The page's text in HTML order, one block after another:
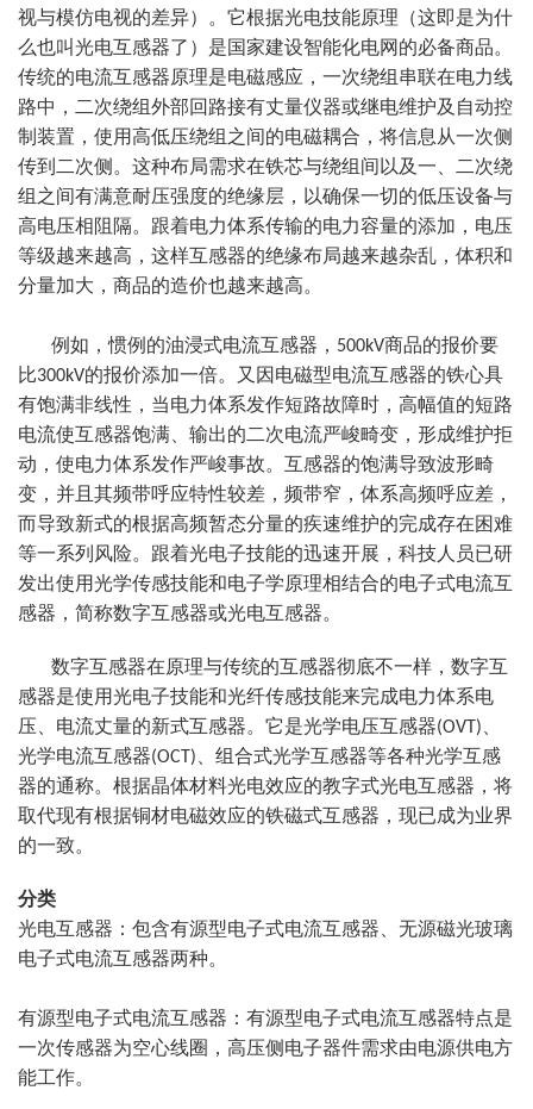
视与模仿电视的差异）。它根据光电技能原理（这即是为什
么也叫光电互感器了 ）是国家建设智能化电网的必备商品。
传统的电流互感器原理是电磁感应，一次绕组串联在电力线
路中，二次绕组外部回路接有丈量仪器或继电维护及自动控
制装置，使用高低压绕组之间的电磁耦合，将信息从一次侧
传到二次侧。这种布局需求在铁芯与绕组间以及一、二次绕
组之间有满意耐压强度的绝缘层，以确保一切的低压设备与
高电压相阻隔。跟着电力体系传输的电力容量的添加，电压
等级越来越高，这样互感器的绝缘布局越来越杂乱，体积和
分量加大，商品的造价也越来越高。
例如，惯例的油浸式电流互感器，500kV商品的报价要
比300kV的报价添加一倍。又因电磁型电流互感器的铁心具
有饱满非线性，当电力体系发作短路故障时，高幅值的短路
电流使互感器饱满、输出的二次电流严峻畸变，形成维护拒
动，使电力体系发作严峻事故。互感器的饱满导致波形畸
变，并且其频带呼应特性较差，频带窄，体系高频呼应差，
而导致新式的根据高频暂态分量的疾速维护的完成存在困难
等一系列风险。跟着光电子技能的迅速开展，科技人员已研
发出使用光学传感技能和电子学原理相结合的电子式电流互
感器，简称数字互感器或光电互感器。
数字互感器在原理与传统的互感器彻底不一样，数字互
感器是使用光电子技能和光纤传感技能来完成电力体系电
压、电流丈量的新式互感器。它是光学电压互感器(OVT)、
光学电流互感器(OCT)、组合式光学互感器等各种光学互感
器的通称。根据晶体材料光电效应的教字式光电互感器，将
取代现有根据铜材电磁效应的铁磁式互感器，现已成为业界
的一致。
分类
光电互感器：包含有源型电子式电流互感器、无源磁光玻璃
电子式电流互感器两种。
有源型电子式电流互感器：有源型电子式电流互感器特点是
一次传感器为空心线圈，高压侧电子器件需求由电源供电方
能工作。